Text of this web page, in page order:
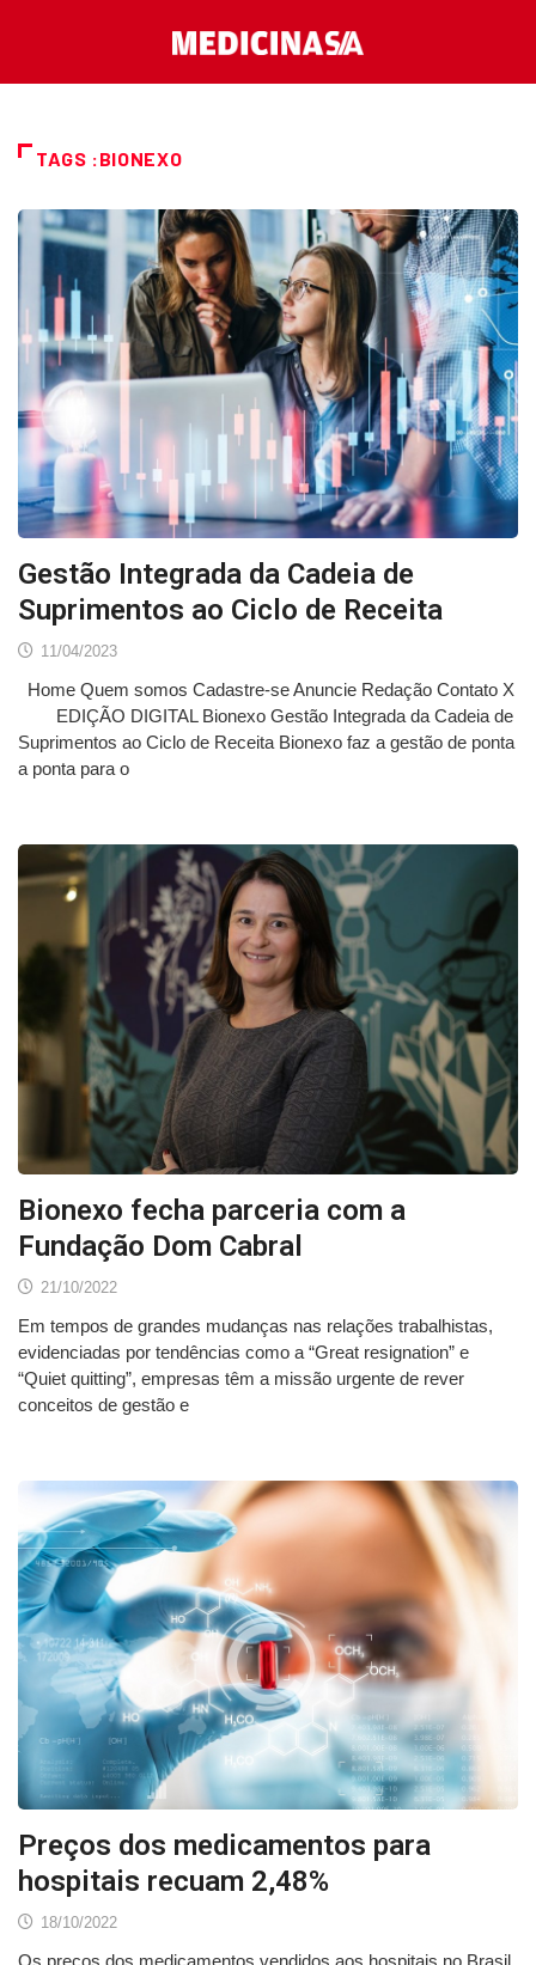
TAGS :BIONEXO
Gestão Integrada da Cadeia de
Suprimentos ao Ciclo de Receita
11/04/2023
Home Quem somos Cadastre-se Anuncie Redação Contato X
EDIÇÃO DIGITAL Bionexo Gestão Integrada da Cadeia de
Suprimentos ao Ciclo de Receita Bionexo faz a gestão de ponta
a ponta para o
Bionexo fecha parceria com a
Fundação Dom Cabral
21/10/2022
Em tempos de grandes mudanças nas relações trabalhistas,
evidenciadas por tendências como a “Great resignation” e
“Quiet quitting”, empresas têm a missão urgente de rever
conceitos de gestão e
Preços dos medicamentos para
hospitais recuam 2,48%
18/10/2022